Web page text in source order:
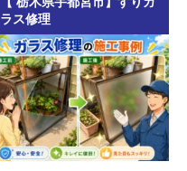
ラス修理